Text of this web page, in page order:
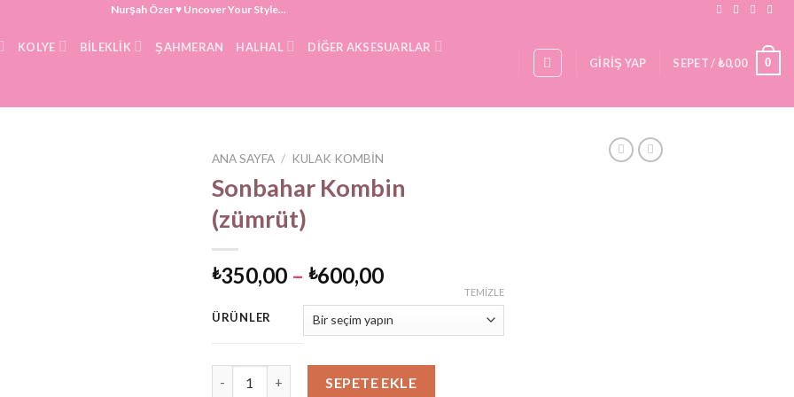
Nurşah Özer ♥ Uncover Your Style...
KOLYE BILEKLIK ŞAHMERAN HALHAL DIĞER AKSESUARLAR
GIRIŞ YAP SEPET /₺0,00 0
ANA SAYFA / KULAK KOMBIN
Sonbahar Kombin
(zümrüt)
₺350,00 – ₺600,00Fiyat
₺350,00
-
₺600,00
ÜRÜNLER
TEMIZLE
SEPETE EKLE